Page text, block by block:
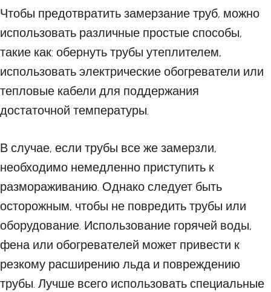
Чтобы предотвратить замерзание труб, можно
использовать различные простые способы,
такие как: обернуть трубы утеплителем,
использовать электрические обогреватели или
тепловые кабели для поддержания
достаточной температуры.
В случае, если трубы все же замерзли,
необходимо немедленно приступить к
размораживанию. Однако следует быть
осторожным, чтобы не повредить трубы или
оборудование. Использование горячей воды,
фена или обогревателей может привести к
резкому расширению льда и повреждению
трубы. Лучше всего использовать специальные